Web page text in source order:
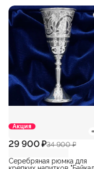
Акция
29 900 ₽34 900 ₽
Серебряная рюмка для